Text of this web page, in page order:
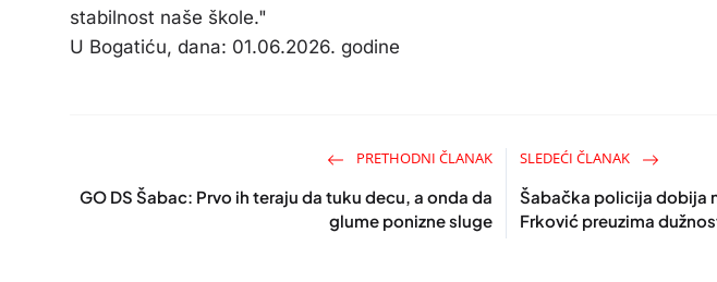
stabilnost naše škole."
U Bogatiću, dana: 01.06.2026. godine
PRETHODNI ČLANAK
GO DS Šabac: Prvo ih teraju da tuku decu, a onda da
glume ponizne sluge
SLEDEĆI ČLANAK
Šabačka policija dobija
Frković preuzima